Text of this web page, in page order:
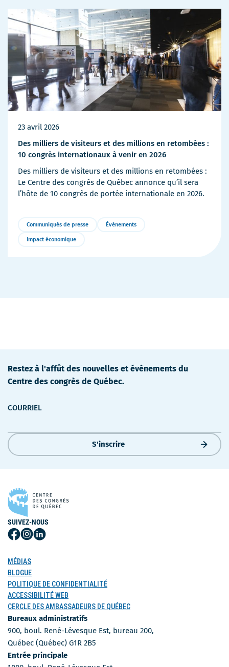
23 avril 2026
Des milliers de visiteurs et des millions en retombées :
10 congrès internationaux à venir en 2026
Des milliers de visiteurs et des millions en retombées :
Le Centre des congrès de Québec annonce qu’il sera
l’hôte de 10 congrès de portée internationale en 2026.
Communiqués de presse Événements
Impact économique
Plus
Restez à l'affût des nouvelles et événements du
Centre des congrès de Québec.
COURRIEL
S'inscrire
SUIVEZ-NOUS
Suivez-
sur
Facebook
Suivez-
Instagram
Suivez-
MÉDIAS
BLOGUE
POLITIQUE DE CONFIDENTIALITÉ
ACCESSIBILITÉ WEB
CERCLE DES AMBASSADEURS DE QUÉBEC
Bureaux administratifs
900, boul. René-Lévesque Est, bureau 200,
Québec (Québec) G1R 2B5
Entrée principale